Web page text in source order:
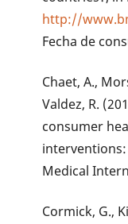
http://
Fecha de
Chaet, A.,
Valdez, R.
consumer
Medical
Cormick, G.,